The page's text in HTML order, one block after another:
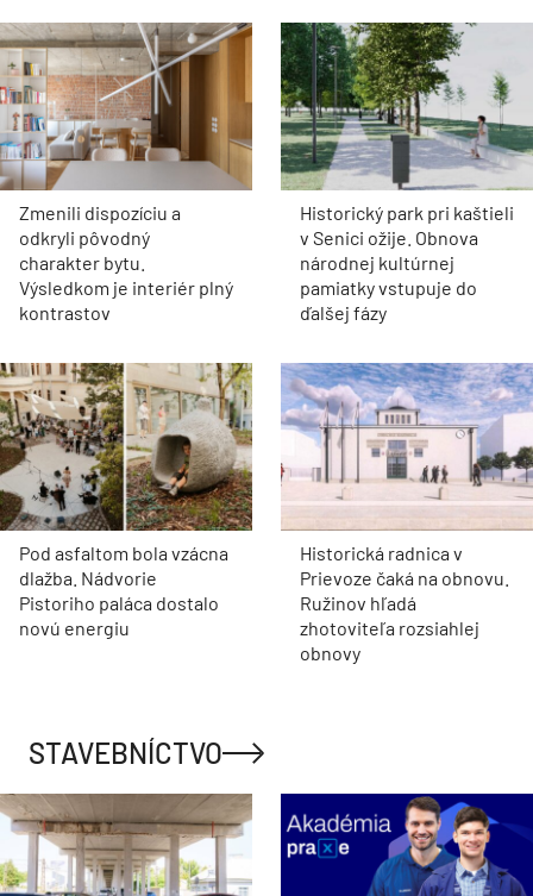
Zmenili dispozíciu a
odkryli pôvodný
charakter bytu.
Výsledkom je interiér plný
kontrastov
Historický park pri kaštieli
v Senici ožije. Obnova
národnej kultúrnej
pamiatky vstupuje do
ďalšej fázy
Pod asfaltom bola vzácna
dlažba. Nádvorie
Pistoriho paláca dostalo
novú energiu
Historická radnica v
Prievoze čaká na obnovu.
Ružinov hľadá
zhotoviteľa rozsiahlej
obnovy
STAVEBNÍCTVO